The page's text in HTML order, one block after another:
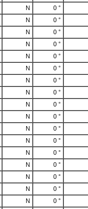
N 0 °
N 0 °
N 0 °
N 0 °
N 0 °
N 0 °
N 0 °
N 0 °
N 0 °
N 0 °
N 0 °
N 0 °
N 0 °
N 0 °
N 0 °
N 0 °
N 0 °